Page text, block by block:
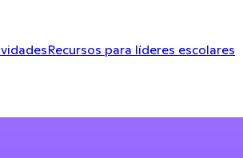
Recursos para líderes escolares